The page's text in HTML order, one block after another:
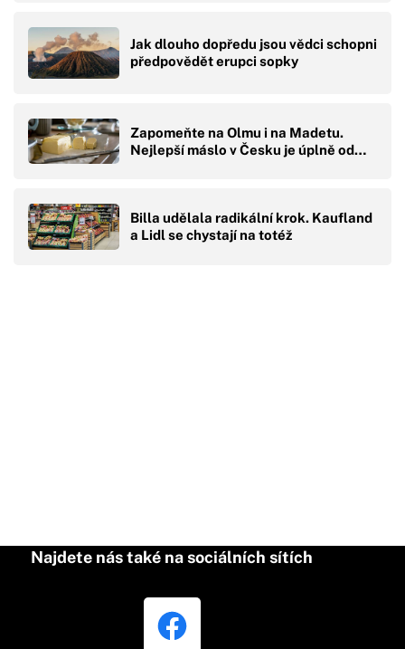
Jak dlouho dopředu jsou vědci schopni
předpovědět erupci sopky
Zapomeňte na Olmu i na Madetu.
Nejlepší máslo v Česku je úplně od…
Billa udělala radikální krok. Kaufland
a Lidl se chystají na totéž
Najdete nás také na sociálních sítích